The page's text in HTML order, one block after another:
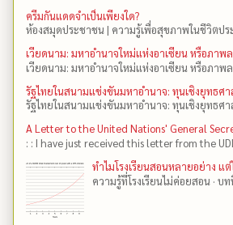
ครีมกันแดดจำเป็นเพียงใด?
ห้องสมุดประชาชน | ความรู้เพื่อสุขภาพในชีวิตปร
เวียดนาม: มหาอำนาจใหม่แห่งอาเซียน หรือภา
เวียดนาม: มหาอำนาจใหม่แห่งอาเซียน หรือภาพ
รัฐไทยในสนามแข่งขันมหาอำนาจ: ทุนเชิงยุทธศ
รัฐไทยในสนามแข่งขันมหาอำนาจ: ทุนเชิงยุทธศ
A Letter to the United Nations' General
: : I have just received this letter from the
ทำไมโรงเรียนสอนหลายอย่าง แต่
ความรู้ที่โรงเรียนไม่ค่อยสอน · บ